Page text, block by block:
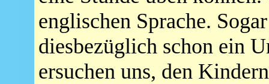
englischen Sprache.
diesbezüglich schon ein
ersuchen uns, den